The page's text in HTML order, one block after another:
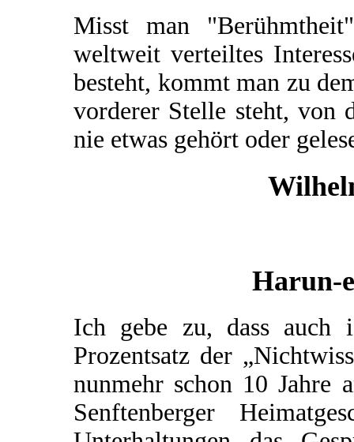
Misst man
weltweit verteiltes
besteht, kommt man zu
vorderer Stelle steht, von
nie etwas gehört oder
Harun-
Ich gebe zu, dass auch
Prozentsatz der
nunmehr schon 10 Jahre
Senftenberger